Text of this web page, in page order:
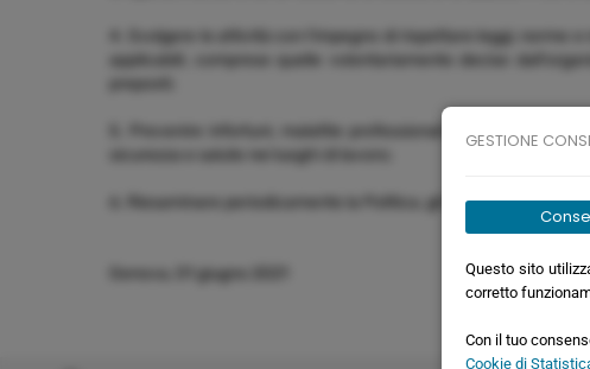
GESTIONE
Questo sito
corretto
Con il tuo
Cookie di
4. Svolgere le attività con l'impegno di rispettare leggi, norme
applicabili, comprese quelle volontariamente decise
5. Prevenire infortuni, malattie professionali e danni alla
6. Riesaminare periodicamente la Politica, gli Obiettivi, i
Genova, 01 giugno 2021